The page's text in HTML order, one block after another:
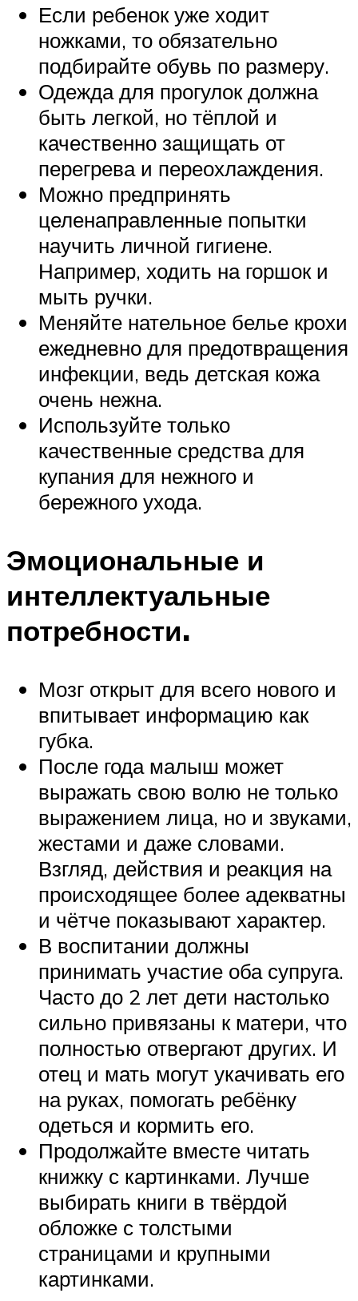
Если ребенок уже ходит
ножками, то обязательно
подбирайте обувь по размеру.
Одежда для прогулок должна
быть легкой, но тёплой и
качественно защищать от
перегрева и переохлаждения.
Можно предпринять
целенаправленные попытки
научить личной гигиене.
Например, ходить на горшок и
мыть ручки.
Меняйте нательное белье крохи
ежедневно для предотвращения
инфекции, ведь детская кожа
очень нежна.
Используйте только
качественные средства для
купания для нежного и
бережного ухода.
Эмоциональные и
интеллектуальные
потребности.
Мозг открыт для всего нового и
впитывает информацию как
губка.
После года малыш может
выражать свою волю не только
выражением лица, но и звуками,
жестами и даже словами.
Взгляд, действия и реакция на
происходящее более адекватны
и чётче показывают характер.
В воспитании должны
принимать участие оба супруга.
Часто до 2 лет дети настолько
сильно привязаны к матери, что
полностью отвергают других. И
отец и мать могут укачивать его
на руках, помогать ребёнку
одеться и кормить его.
Продолжайте вместе читать
книжку с картинками. Лучше
выбирать книги в твёрдой
обложке с толстыми
страницами и крупными
картинками.